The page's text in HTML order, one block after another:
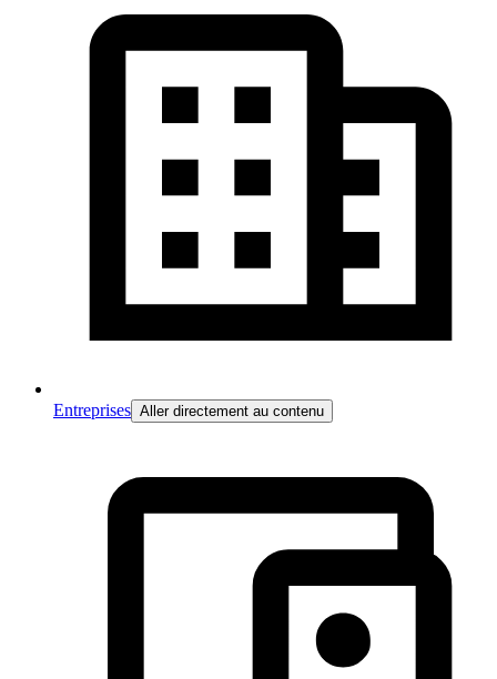
Entreprises Aller directement au contenu